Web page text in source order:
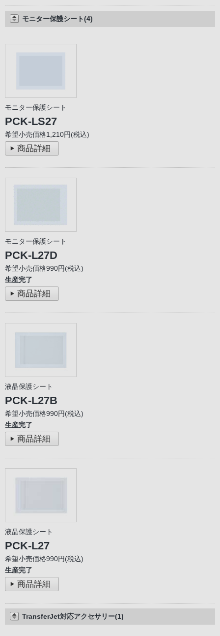
モニター保護シート(4)
モニター保護シート
PCK-LS27
希望小売価格1,210円(税込)
商品詳細
モニター保護シート
PCK-L27D
希望小売価格990円(税込)
生産完了
商品詳細
液晶保護シート
PCK-L27B
希望小売価格990円(税込)
生産完了
商品詳細
液晶保護シート
PCK-L27
希望小売価格990円(税込)
生産完了
商品詳細
TransferJet対応アクセサリー(1)